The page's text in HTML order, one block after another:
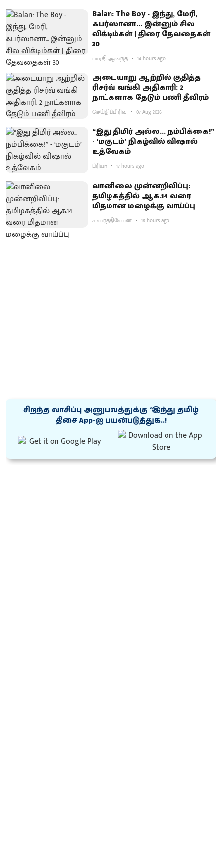
Balan: The Boy - இந்து, மேரி,
ஃபர்ஸானா... இன்னும் சில
விக்டிம்கள் | திரை தேவதைகள்
30
பாரதி ஆனந்த் 14 hours ago
அடையாறு ஆற்றில் குதித்த
ரிசர்வ் வங்கி அதிகாரி: 2
நாட்களாக தேடும் பணி தீவிரம்
செய்திப்பிரிவு 07 Aug 2026
“இது திமிர் அல்ல... நம்பிக்கை!”
- ‘மகுடம்’ நிகழ்வில் விஷால்
உத்வேகம்
ப்ரியா 17 hours ago
வானிலை முன்னறிவிப்பு:
தமிழகத்தில் ஆக.14 வரை
மிதமான மழைக்கு வாய்ப்பு
ச.கார்த்திகேயன் 18 hours ago
சிறந்த வாசிப்பு அனுபவத்துக்கு ‘இந்து தமிழ்
திசை App-ஐ பயன்படுத்துக..!